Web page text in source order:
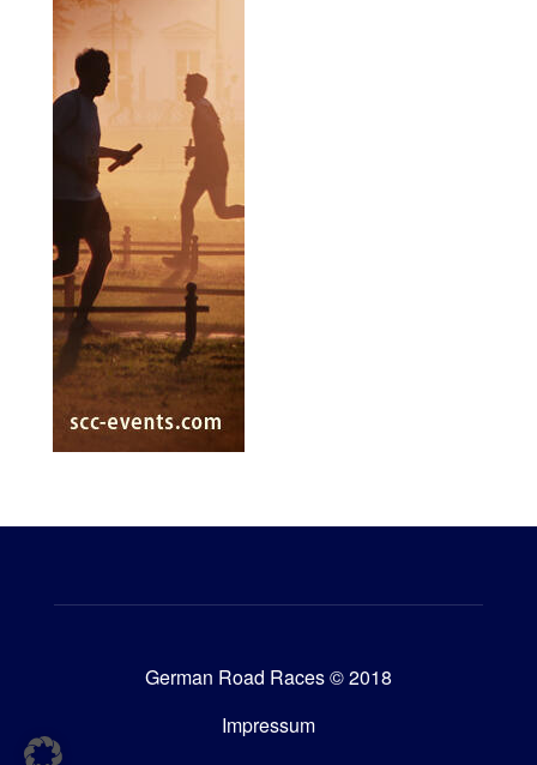
German Road Races © 2018
Impressum